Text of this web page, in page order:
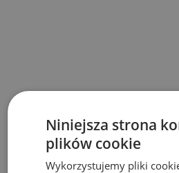
Niniejsza strona
plików cookie
Wykorzystujemy pliki